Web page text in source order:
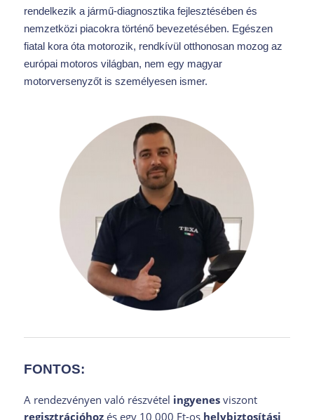
rendelkezik a jármű-diagnosztika fejlesztésében és
nemzetközi piacokra történő bevezetésében. Egészen
fiatal kora óta motorozik, rendkívül otthonosan mozog az
európai motoros világban, nem egy magyar
motorversenyzőt is személyesen ismer.
FONTOS:
A rendezvényen való részvétel ingyenesviszont
regisztrációhozés egy 10 000 Ft-os helybiztosítási